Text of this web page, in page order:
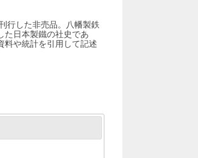
行した非売品。八幡製鉄
た日本製鐵の社史であ
料や統計を引用して記述